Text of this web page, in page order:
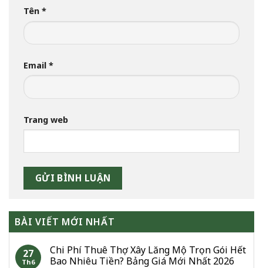
Tên *
Email *
Trang web
BÀI VIẾT MỚI NHẤT
27
Th6
Chi Phí Thuê Thợ Xây Lăng Mộ Trọn Gói Hết
Bao Nhiêu Tiền? Bảng Giá Mới Nhất 2026